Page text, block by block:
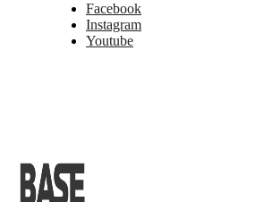
Facebook
Instagram
Youtube